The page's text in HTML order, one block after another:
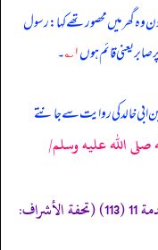
گھر میں محصور تھے کہا: رسول
یعنی قائم ہوں۱؎ ۔
خالد کی روایت سے جانتے
الله عليه وسلم/
«سنن ابن ماجہ/المقدمة 11 (113) (تحفة الأشراف: